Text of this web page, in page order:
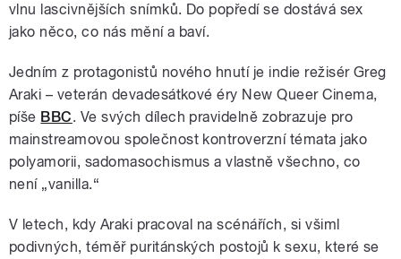
vlnu lascivnějších snímků. Do popředí se dostává sex
jako něco, co nás mění a baví.
Jedním z protagonistů nového hnutí je indie režisér Greg
Araki – veterán devadesátkové éry New Queer Cinema,
píše BBC. Ve svých dílech pravidelně zobrazuje pro
mainstreamovou společnost kontroverzní témata jako
polyamorii, sadomasochismus a vlastně všechno, co
není „vanilla.“
V letech, kdy Araki pracoval na scénářích, si všiml
podivných, téměř puritánských postojů k sexu, které se